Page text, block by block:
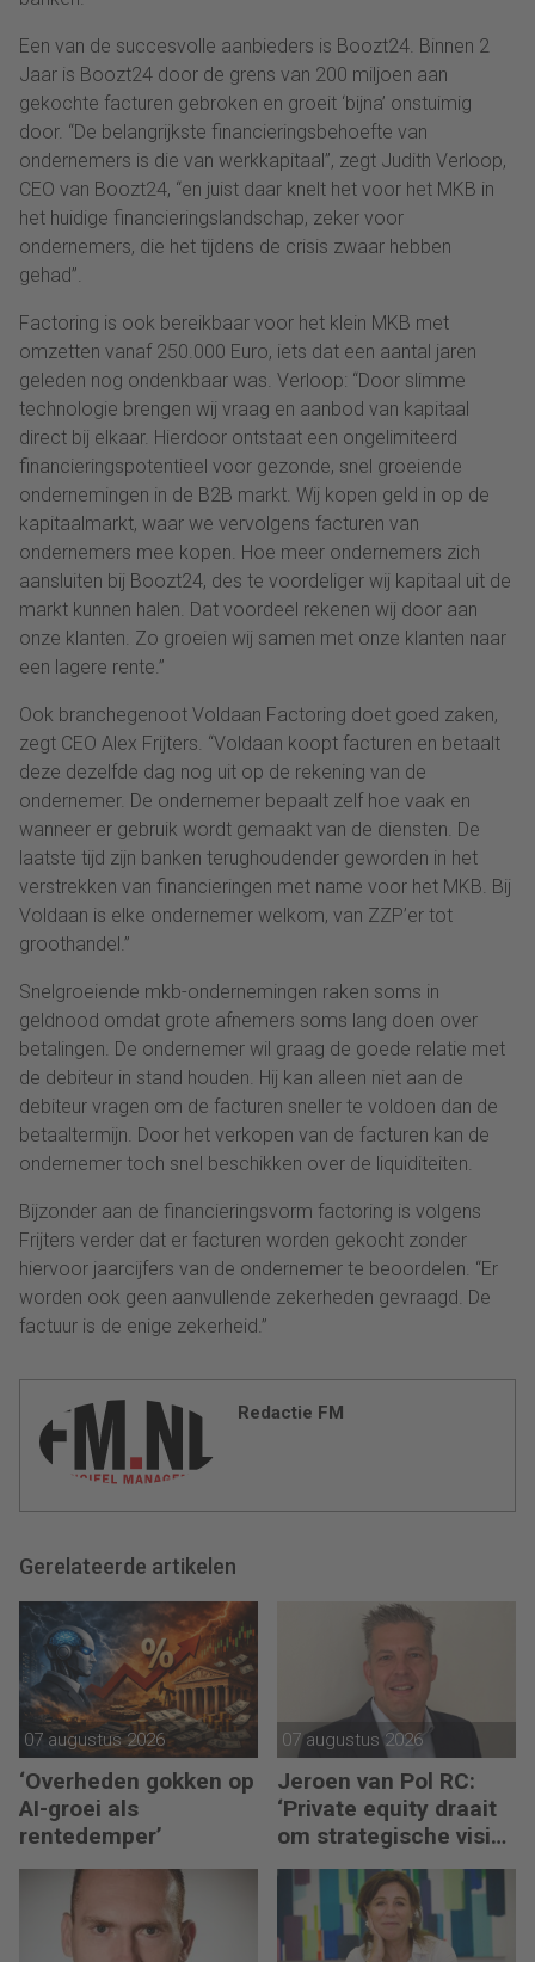
Een van de succesvolle aanbieders is Boozt24. Binnen 2
Jaar is Boozt24 door de grens van 200 miljoen aan
gekochte facturen gebroken en groeit ‘bijna’ onstuimig
door. “De belangrijkste financieringsbehoefte van
ondernemers is die van werkkapitaal”, zegt Judith Verloop,
CEO van Boozt24, “en juist daar knelt het voor het MKB in
het huidige financieringslandschap, zeker voor
ondernemers, die het tijdens de crisis zwaar hebben
gehad”.
Factoring is ook bereikbaar voor het klein MKB met
omzetten vanaf 250.000 Euro, iets dat een aantal jaren
geleden nog ondenkbaar was. Verloop: “Door slimme
technologie brengen wij vraag en aanbod van kapitaal
direct bij elkaar. Hierdoor ontstaat een ongelimiteerd
financieringspotentieel voor gezonde, snel groeiende
ondernemingen in de B2B markt. Wij kopen geld in op de
kapitaalmarkt, waar we vervolgens facturen van
ondernemers mee kopen. Hoe meer ondernemers zich
aansluiten bij Boozt24, des te voordeliger wij kapitaal uit de
markt kunnen halen. Dat voordeel rekenen wij door aan
onze klanten. Zo groeien wij samen met onze klanten naar
een lagere rente.”
Ook branchegenoot Voldaan Factoring doet goed zaken,
zegt CEO Alex Frijters. “Voldaan koopt facturen en betaalt
deze dezelfde dag nog uit op de rekening van de
ondernemer. De ondernemer bepaalt zelf hoe vaak en
wanneer er gebruik wordt gemaakt van de diensten. De
laatste tijd zijn banken terughoudender geworden in het
verstrekken van financieringen met name voor het MKB. Bij
Voldaan is elke ondernemer welkom, van ZZP’er tot
groothandel.”
Snelgroeiende mkb-ondernemingen raken soms in
geldnood omdat grote afnemers soms lang doen over
betalingen. De ondernemer wil graag de goede relatie met
de debiteur in stand houden. Hij kan alleen niet aan de
debiteur vragen om de facturen sneller te voldoen dan de
betaaltermijn. Door het verkopen van de facturen kan de
ondernemer toch snel beschikken over de liquiditeiten.
Bijzonder aan de financieringsvorm factoring is volgens
Frijters verder dat er facturen worden gekocht zonder
hiervoor jaarcijfers van de ondernemer te beoordelen. “Er
worden ook geen aanvullende zekerheden gevraagd. De
factuur is de enige zekerheid.”
Redactie FM
Gerelateerde artikelen
07 augustus 2026
‘Overheden gokken op
AI-groei als
rentedemper’
07 augustus 2026
Jeroen van Pol RC:
‘Private equity draait
om strategische visie
én operational
excellence’